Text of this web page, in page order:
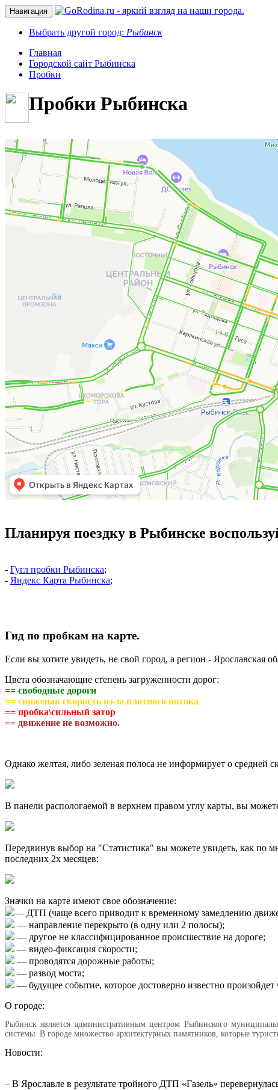
Навигация
Выбрать другой город: Рыбинск
Главная
Городской сайт Рыбинска
Пробки
Пробки Рыбинска
Планируя поездку в Рыбинске
- Гугл пробки Рыбинска;
- Яндекс Карта Рыбинска;
Гид по пробкам на карте.
Если вы хотите увидеть, не свой город, а регион - Ярославская
Цвета обозначающие степень загруженности дорог:
== свободные дороги
== сниженая скорость из-за плотного потока
== пробка\сильный затор
== движение не возможно.
Однако желтая, либо зеленая полоса не информирует о средней
В панели распологаемой в верхнем правом углу карты, вы
Передвинув выбор на "Статистика" вы можете увидеть, как по
последних 2х месяцев:
Значки на карте имеют свое обозначение:
— ДТП (чаще всего приводит к временному замедлению
— направление перекрыто (в одну или 2 полосы);
— другое не классифицированное происшествие на дороге;
— видео-фиксация скорости;
— проводятся дорожные работы;
— развод моста;
— будущее событие, которое достоверно известно
О городе:
Рыбинск является административным центром Рыбинского
системы. В городе множество архитектурных памятников, которые
Новости:
– В Ярославле в результате тройного ДТП «Газель»